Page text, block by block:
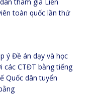
toàn quốc lần thứ
ý Đề án dạy và học
các CTĐT bằng tiếng
Quốc dân tuyển